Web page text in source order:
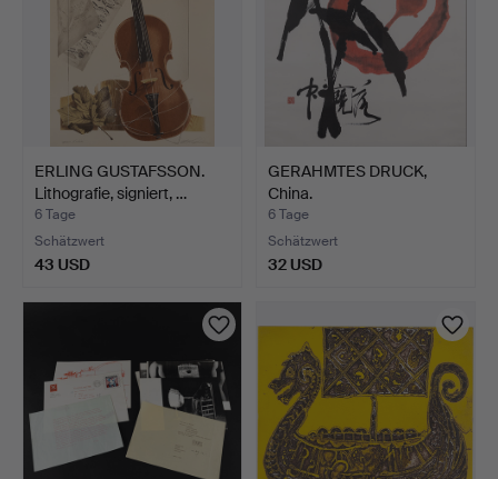
ERLING GUSTAFSSON.
Lithografie, signiert, …
6 Tage
Schätzwert
43 USD
GERAHMTES DRUCK,
China.
6 Tage
Schätzwert
32 USD